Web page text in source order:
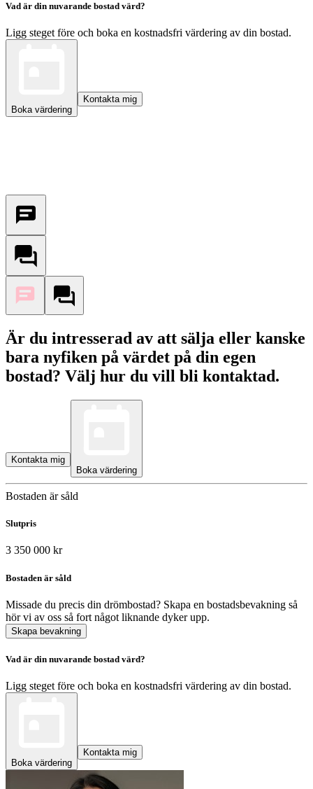
Vad är din nuvarande bostad värd?
Ligg steget före och boka en kostnadsfri värdering av din bostad.
Boka värdering
Kontakta mig
Är du intresserad av att sälja eller kanske
bara nyfiken på värdet på din egen
bostad? Välj hur du vill bli kontaktad.
Kontakta mig
Boka värdering
Bostaden är såld
Slutpris
3 350 000 kr
Bostaden är såld
Missade du precis din drömbostad? Skapa en bostadsbevakning så
hör vi av oss så fort något liknande dyker upp.
Skapa bevakning
Vad är din nuvarande bostad värd?
Ligg steget före och boka en kostnadsfri värdering av din bostad.
Boka värdering
Kontakta mig